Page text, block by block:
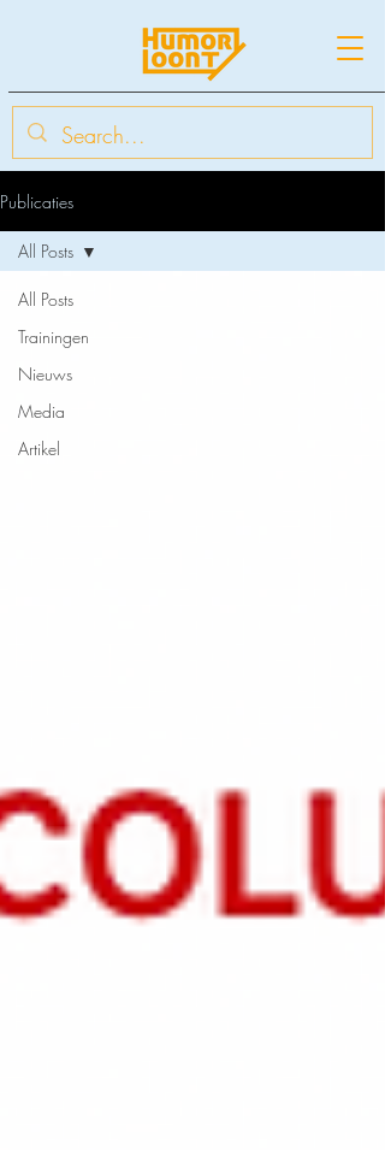
Publicaties
All Posts
Trainingen
Nieuws
Media
Artikel
All Posts